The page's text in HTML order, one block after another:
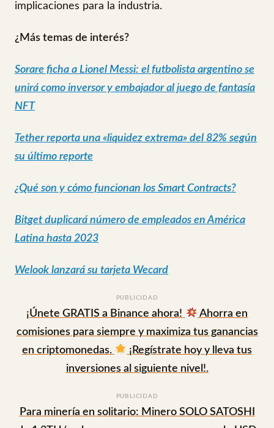
implicaciones para la industria.
¿Más temas de interés?
Sorare ficha a Lionel Messi: el futbolista argentino se
unirá como inversor y embajador al juego de fantasía
NFT
Tether reporta una «liquidez extrema» del 82% según
su último reporte
¿Qué son y cómo funcionan los Smart Contracts?
Bitget duplicará número de empleados en América
Latina hasta 2023
Welook lanzará su tarjeta Wecard
PUBLICIDAD
¡Únete GRATIS a Binance ahora!
Ahorra en
comisiones para siempre y maximiza tus ganancias
en criptomonedas.
¡Regístrate hoy y lleva tus
inversiones al siguiente nivel!.
PUBLICIDAD
Para minería en solitario: Minero SOLO SATOSHI